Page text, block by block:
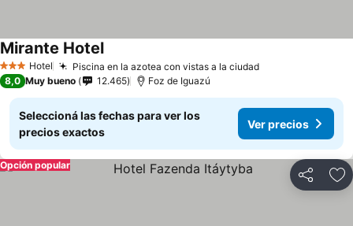
3 Estrellas
Hotel Piscina en la azotea con vistas a la ciudad
Mirante Hotel
8,0 Muy bueno 12.465 Foz de Iguazú
Seleccioná las fechas para ver los
precios exactos
Ver precios
Compartir
Opción popular